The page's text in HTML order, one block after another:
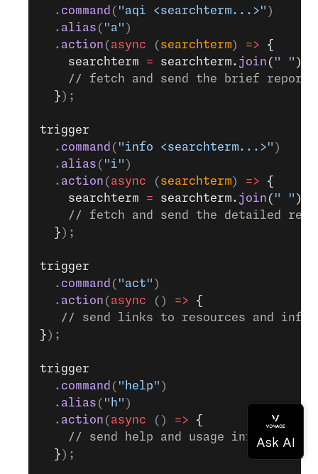
  .
command ( "aqi <searchterm...>" )
  .
alias ( "a" )
  .
action ( async ( searchterm) => {
    searchterm
= searchterm. join ( " " );
    // fetch and send the brief report
  }
);
trigger
  .
command ( "info <searchterm...>" )
  .
alias ( "i" )
  .
action ( async ( searchterm) => {
    searchterm
= searchterm. join ( " " );
// fetch and send the detailed
  }
);
trigger
  .
command ( "act" )
  .
action ( async () => {
// send links to resources and
} );
trigger
  .
command ( "help" )
  .
alias ( "h" )
  .
action ( async () => {
    // send help and usage information
  }
);